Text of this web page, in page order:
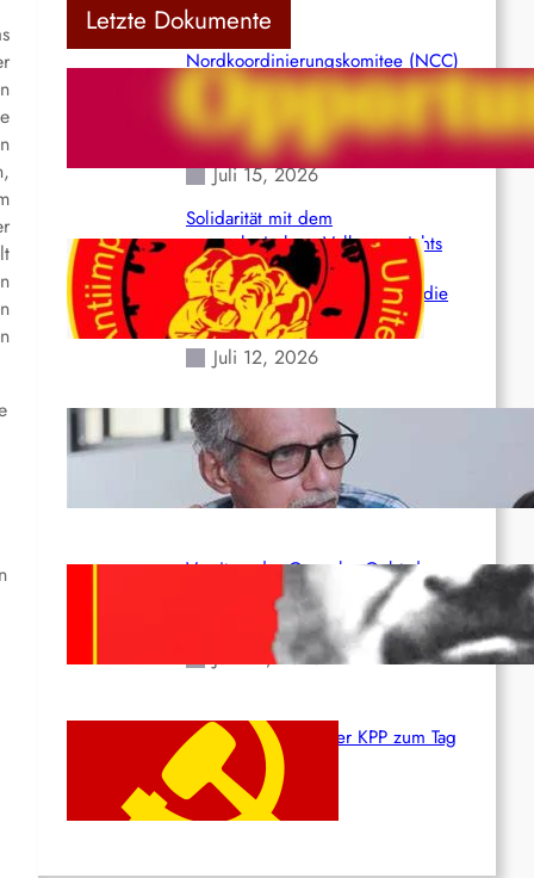
Letzte Dokumente
Nordkoordinierungskomitee (NCC)
der Kommunistischen Partei Indiens
(Maoistisch): Postmoderner
Opportunismus
Juli 15, 2026
Solidarität mit dem
venezolanischem Volk angesichts
der verlorenen Leben und der
katastrophalen Situation durch die
Erdbeben des 24. Juni!
Juli 12, 2026
Indien: „Die Politik der
Kapitulation“ von K. Murali (Ajith)
Juli 1, 2026
Vorsitzender Gonzalo: Gebt das
Leben für die Partei und die
Juni 19, 2026
Beschluss des ZK der KPP zum Tag
des Heldentums
Juni 19, 2026